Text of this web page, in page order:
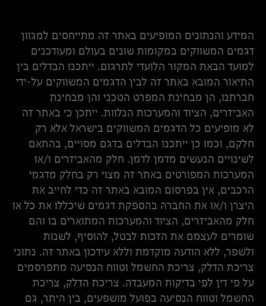
המידע והנתונים המופיעים באתר זה מתייחסים למגוון
דגמים המשווקים במקומות שונים בעולם ומעודכנים
למועד הבאת המקור הלועדי לתרגום. ייתכנו הבדלים בין
התיאור המובא באתר זה לבין הדגמים המשווקים על-ידי
חברתנו, הן מבחינת המפרט הטכני והן מבחינת
האביזרים, הציוד והמערכות הנלוות. ייתכן כי באתר זה
לא מופיעים כל הדגמים המשווקים בישראל אלא רק
חלקם, וכמו כן ייתכנו הבדלים בדגם מסויים, בהתאם
לשינויים הנעשים מדמן לדמן. חלק מהאביזרים ו/או
המערכות המפורטים באתר זה מצוי רק בחלק מדגמי
הרכבים, אין בפרסום המובא באתר זה כדי לחייב את
היצרן ו/או את החברה בהספקת דגמים שיכללו את כל או
חלק מהאביזרים, הציוד והמערכות המתוארים בו והם
שומרים לעצמם את הזכות לבטל, להוסיף, לשנות
ולשפר, ללא הודעה מוקדמת וללא עידכון באתר זה. נתוני
צריכת הדלק, צריכת החשמל וטווח הנסיעה מתפרסמים
על פי דין לפי בדיקות המעבדה. צריכת הדלק, צריכת
החשמל וטווח הנסיעה בפועל מושפעים, בין היתר, גם